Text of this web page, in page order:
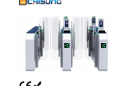
20–60 човека/мин,
вътрешно използване,
премиум достъп за елитни
пространства